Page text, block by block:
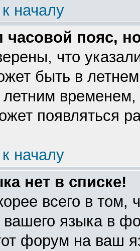
началу
часовой пояс,
что
быть в
летним временем,
появляться
началу
нет в списке!
всего в том,
вашего языка в
форум на ваш